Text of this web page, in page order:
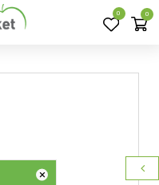
0 0
×